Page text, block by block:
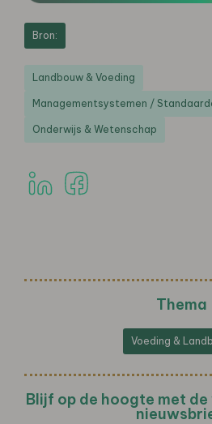
Bron:
Landbouw & Voeding
Managementsystemen /
Onderwijs & Wetenschap
Thema
Voeding &
Blijf op de hoogte met